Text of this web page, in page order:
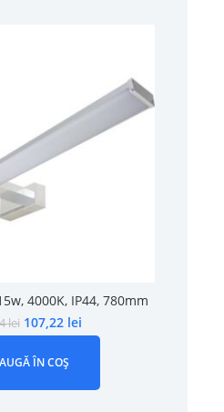
4000K, IP44, 780mm
lei 107,22 lei
ÎN COȘ